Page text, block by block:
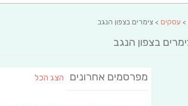
> עסקים > צימרים בצפון הנגב
מפרסמים אחרונים הצג הכל